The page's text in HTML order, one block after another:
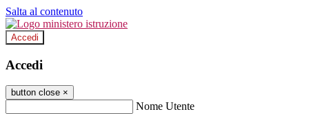
Salta al contenuto
Accedi
Accedi
button close ×
Nome Utente